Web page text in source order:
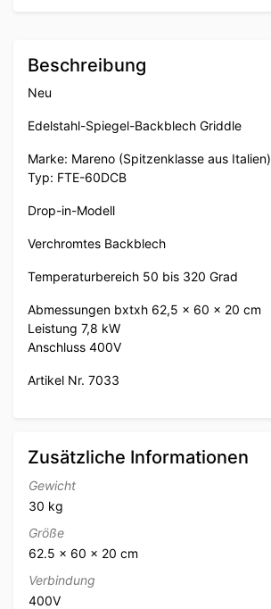
Beschreibung
Neu
Edelstahl-Spiegel-Backblech Griddle
Marke: Mareno (Spitzenklasse aus Italien)
Typ: FTE-60DCB
Drop-in-Modell
Verchromtes Backblech
Temperaturbereich 50 bis 320 Grad
Abmessungen bxtxh 62,5 x 60 x 20 cm
Leistung 7,8 kW
Anschluss 400V
Artikel Nr. 7033
Zusätzliche Informationen
Gewicht
30 kg
Größe
62.5 × 60 × 20 cm
Verbindung
400V